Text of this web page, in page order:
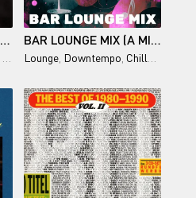
BEYOND AWARENESS - REFLECTIONS BAR LOUNGE MIX (A MIX FOR YOUR BAR LOUNGE)
Lounge Downtempo Chillout